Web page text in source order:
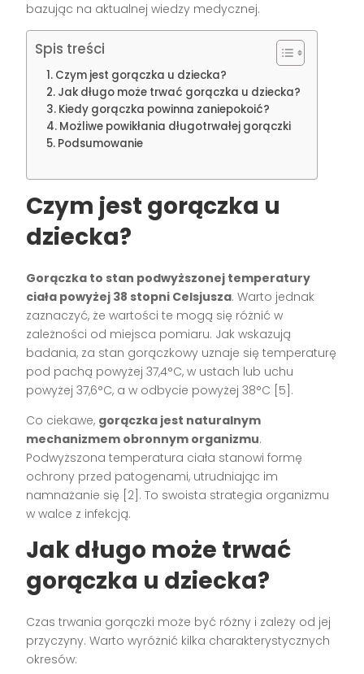
bazując na aktualnej wiedzy medycznej.
Spis treści
Czym jest gorączka u dziecka?
Jak długo może trwać gorączka u dziecka?
Kiedy gorączka powinna zaniepokoić?
Możliwe powikłania długotrwałej gorączki
Podsumowanie
Czym jest gorączka u
dziecka?
Gorączka to stan podwyższonej temperatury
ciała powyżej 38 stopni Celsjusza. Warto jednak
zaznaczyć, że wartości te mogą się różnić w
zależności od miejsca pomiaru. Jak wskazują
badania, za stan gorączkowy uznaje się temperaturę
pod pachą powyżej 37,4°C, w ustach lub uchu
powyżej 37,6°C, a w odbycie powyżej 38°C [5].
Co ciekawe, gorączka jest naturalnym
mechanizmem obronnym organizmu.
Podwyższona temperatura ciała stanowi formę
ochrony przed patogenami, utrudniając im
namnażanie się [2]. To swoista strategia organizmu
w walce z infekcją.
Jak długo może trwać
gorączka u dziecka?
Czas trwania gorączki może być różny i zależy od jej
przyczyny. Warto wyróżnić kilka charakterystycznych
okresów: